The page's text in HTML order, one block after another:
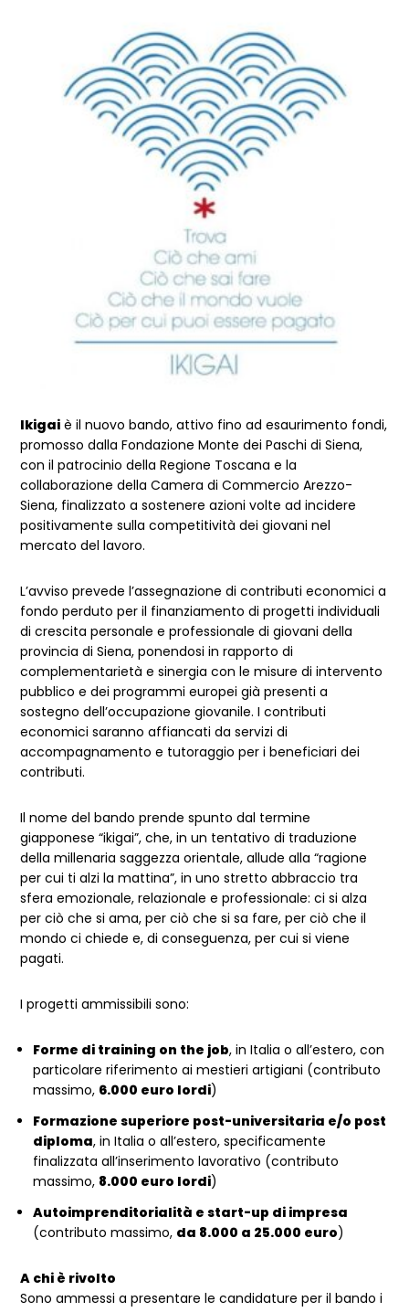
Ikigai è il nuovo bando, attivo fino ad esaurimento fondi,
promosso dalla Fondazione Monte dei Paschi di Siena,
con il patrocinio della Regione Toscana e la
collaborazione della Camera di Commercio Arezzo-
Siena, finalizzato a sostenere azioni volte ad incidere
positivamente sulla competitività dei giovani nel
mercato del lavoro.
L’avviso prevede l’assegnazione di contributi economici a
fondo perduto per il finanziamento di progetti individuali
di crescita personale e professionale di giovani della
provincia di Siena, ponendosi in rapporto di
complementarietà e sinergia con le misure di intervento
pubblico e dei programmi europei già presenti a
sostegno dell’occupazione giovanile. I contributi
economici saranno affiancati da servizi di
accompagnamento e tutoraggio per i beneficiari dei
contributi.
Il nome del bando prende spunto dal termine
giapponese “ikigai”, che, in un tentativo di traduzione
della millenaria saggezza orientale, allude alla “ragione
per cui ti alzi la mattina”, in uno stretto abbraccio tra
sfera emozionale, relazionale e professionale: ci si alza
per ciò che si ama, per ciò che si sa fare, per ciò che il
mondo ci chiede e, di conseguenza, per cui si viene
pagati.
I progetti ammissibili sono:
Forme di training on the job, in Italia o all’estero, con
particolare riferimento ai mestieri artigiani (contributo
massimo, 6.000 euro lordi)
Formazione superiore post-universitaria e/o post
diploma, in Italia o all’estero, specificamente
finalizzata all’inserimento lavorativo (contributo
massimo, 8.000 euro lordi)
Autoimprenditorialità e start-up di impresa
(contributo massimo, da 8.000 a 25.000 euro)
A chi è rivolto
Sono ammessi a presentare le candidature per il bando i